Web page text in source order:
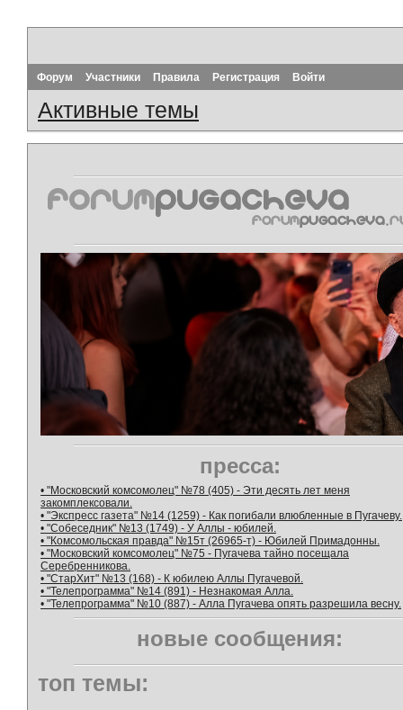
Форум Участники Правила Регистрация Войти
Активные темы
пресса:
• "Московский комсомолец" №78 (405) - Эти десять лет меня
закомплексовали.
• "Экспресс газета" №14 (1259) - Как погибали влюбленные в Пугачеву.
• "Собеседник" №13 (1749) - У Аллы - юбилей.
• "Комсомольская правда" №15т (26965-т) - Юбилей Примадонны.
• "Московский комсомолец" №75 - Пугачева тайно посещала
Серебренникова.
• "СтарХит" №13 (168) - К юбилею Аллы Пугачевой.
• "Телепрограмма" №14 (891) - Незнакомая Алла.
• "Телепрограмма" №10 (887) - Алла Пугачева опять разрешила весну.
новые сообщения:
топ темы: